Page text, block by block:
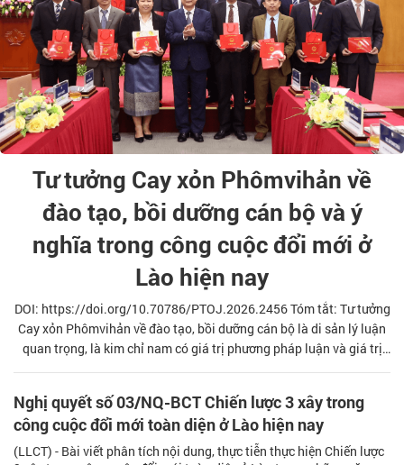
Tư tưởng Cay xỏn Phômvihản về
đào tạo, bồi dưỡng cán bộ và ý
nghĩa trong công cuộc đổi mới ở
Lào hiện nay
DOI: https://doi.org/10.70786/PTOJ.2026.2456 Tóm tắt: Tư tưởng
Cay xỏn Phômvihản về đào tạo, bồi dưỡng cán bộ là di sản lý luận
quan trọng, là kim chỉ nam có giá trị phương pháp luận và giá trị
đào tạo, bồi dưỡng cán bộ; ý nghĩa của tư tưởng Cay xỏn
Phômvihản trong công cuộc đổi mới và hội nhập quốc tế của Lào
hiện nay.
Nghị quyết số 03/NQ-BCT Chiến lược 3 xây trong
công cuộc đổi mới toàn diện ở Lào hiện nay
(LLCT) - Bài viết phân tích nội dung, thực tiễn thực hiện Chiến lược